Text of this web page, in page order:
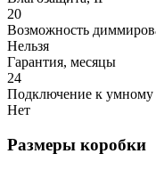
20
Возможность
Нельзя
Гарантия, месяцы
24
Подключение к умному
Нет
Размеры коробки